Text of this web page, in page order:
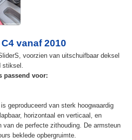
vanaf 2010
voorzien van uitschuifbaar deksel
stiksel.
passend voor:
geproduceerd van sterk hoogwaardig
horizontaal en verticaal, en
van de perfecte zithouding. De armsteun
beklede opbergruimte.